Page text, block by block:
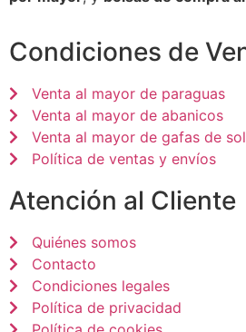
Condiciones de
Venta al mayor de paraguas
Venta al mayor de abanicos
Venta al mayor de gafas de sol
Política de ventas y envíos
Atención al Cliente
Quiénes somos
Contacto
Condiciones legales
Política de privacidad